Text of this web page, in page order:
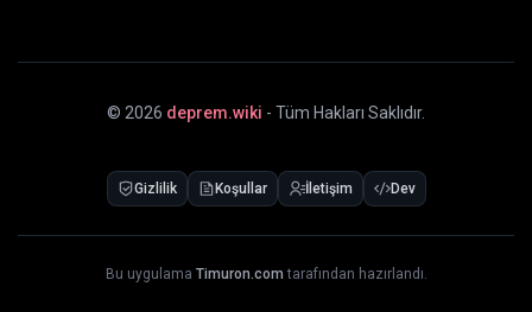
© 2026 deprem.wiki - Tüm Hakları Saklıdır.
Gizlilik Koşullar İletişim Dev
Bu uygulama Timuron.com tarafından hazırlandı.